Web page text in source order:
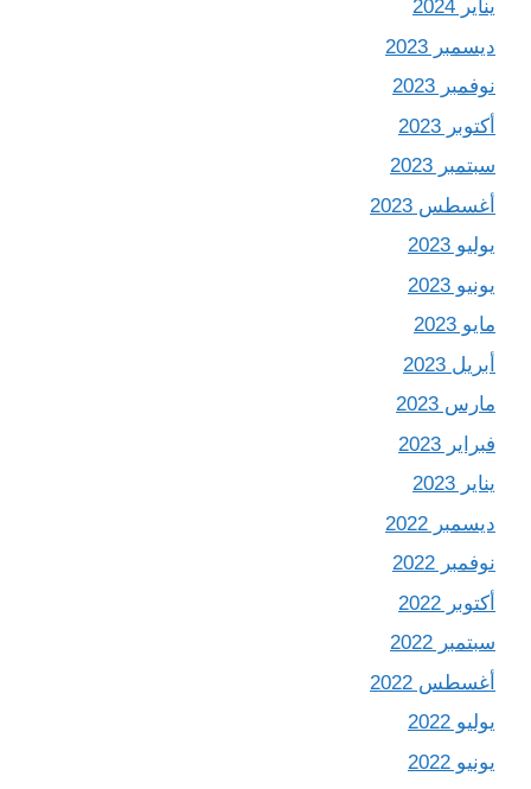
يناير 2024
ديسمبر 2023
نوفمبر 2023
أكتوبر 2023
سبتمبر 2023
أغسطس 2023
يوليو 2023
يونيو 2023
مايو 2023
أبريل 2023
مارس 2023
فبراير 2023
يناير 2023
ديسمبر 2022
نوفمبر 2022
أكتوبر 2022
سبتمبر 2022
أغسطس 2022
يوليو 2022
يونيو 2022